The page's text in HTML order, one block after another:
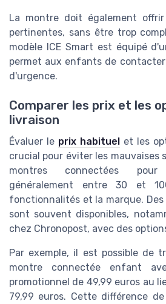
La montre doit également
pertinentes, sans être trop
modèle ICE Smart est équipé
permet aux enfants de
d'urgence.
Comparer les prix et les
livraison
Évaluer le prix habituel et les
crucial pour éviter les mauvaises
montres connectées
généralement entre 30 et
fonctionnalités et la marque.
sont souvent disponibles,
chez Chronopost, avec des
Par exemple, il est possible de
montre connectée enfant
promotionnel de 49,99 euros au
79,99 euros. Cette différence